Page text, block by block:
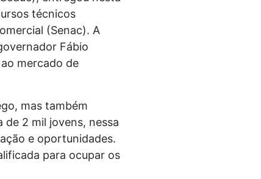
técnicos
(Senac). A
Fábio
mercado de
mas também
2 mil jovens, nessa
e oportunidades.
para ocupar os